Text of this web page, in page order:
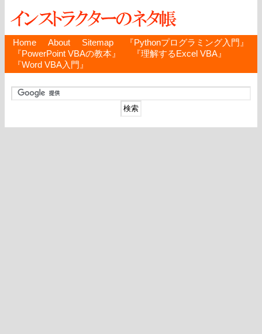
Home About Sitemap
『Pythonプログラミング入門』
『PowerPoint VBAの教本』
『理解するExcel VBA』
『Word VBA入門』